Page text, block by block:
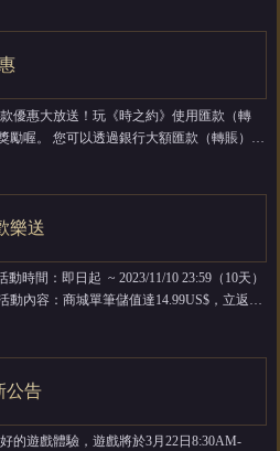
優惠大放送！玩《時之約》使用匯款（轉
喔。 您可以透過銀行大額匯款（轉賬）服
用匯款
樂送
動時間：即日起 ~ 2023/11/10 23:59（10天）
動內容：商城單筆儲值達14.99US$，立返
公告